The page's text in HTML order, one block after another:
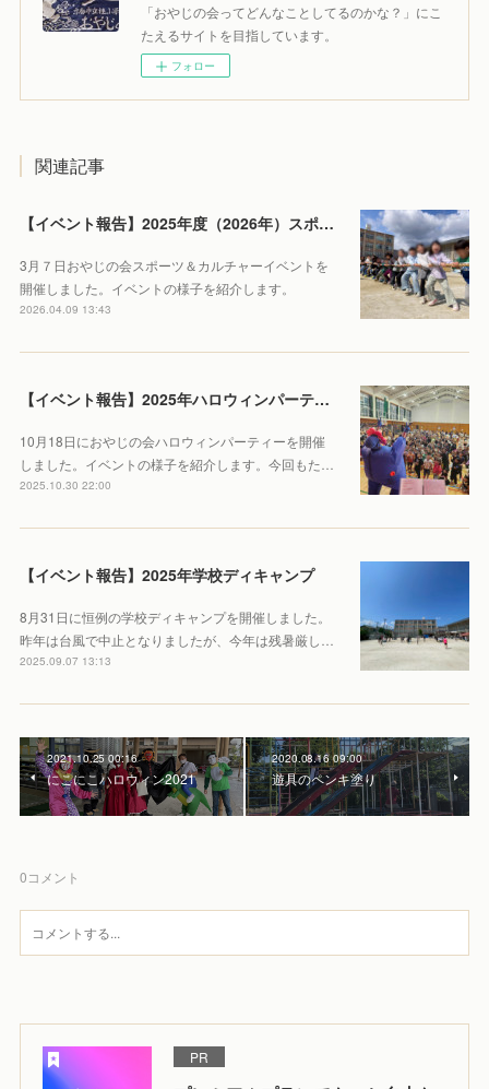
「おやじの会ってどんなことしてるのかな？」にこ
たえるサイトを目指しています。
フォロー
関連記事
【イベント報告】2025年度（2026年）スポーツ＆カルチャー
3月７日おやじの会スポーツ＆カルチャーイベントを
開催しました。イベントの様子を紹介します。
2026.04.09 13:43
【イベント報告】2025年ハロウィンパーティー
10月18日におやじの会ハロウィンパーティーを開催
しました。イベントの様子を紹介します。今回もた…
2025.10.30 22:00
【イベント報告】2025年学校ディキャンプ
8月31日に恒例の学校ディキャンプを開催しました。
昨年は台風で中止となりましたが、今年は残暑厳し…
2025.09.07 13:13
2021.10.25 00:16
にこにこハロウィン2021
2020.08.16 09:00
遊具のペンキ塗り
0コメント
PR